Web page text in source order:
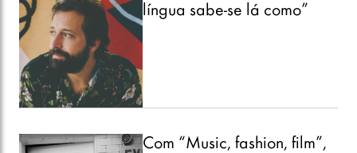
língua sabe-se lá como”
Com “Music, fashion, film”,